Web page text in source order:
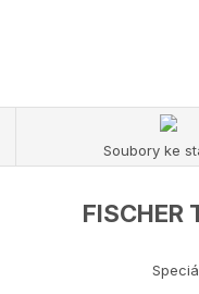
Soubory ke